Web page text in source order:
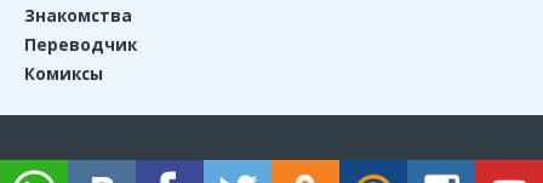
Знакомства
Переводчик
Комиксы